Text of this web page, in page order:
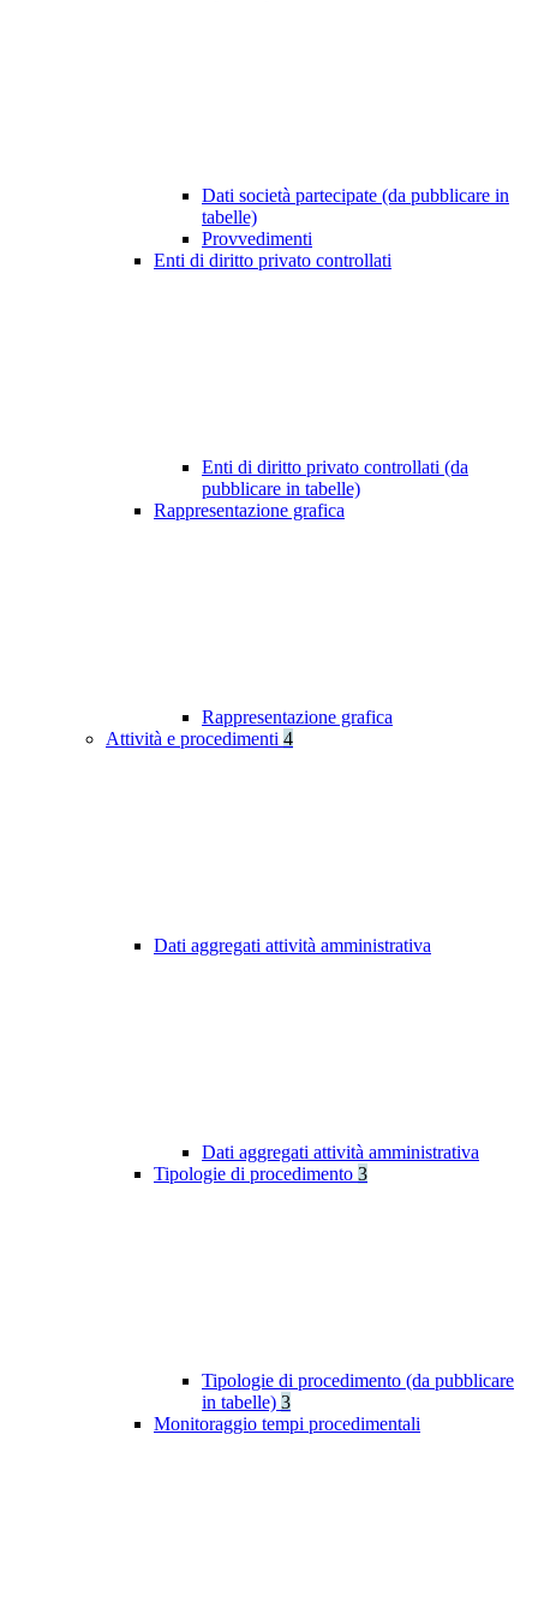
Dati società partecipate (da pubblicare in
tabelle)
Provvedimenti
Enti di diritto privato controllati
Enti di diritto privato controllati (da
pubblicare in tabelle)
Rappresentazione grafica
Rappresentazione grafica
Attività e procedimenti 4
Dati aggregati attività amministrativa
Dati aggregati attività amministrativa
Tipologie di procedimento 3
Tipologie di procedimento (da pubblicare
in tabelle) 3
Monitoraggio tempi procedimentali